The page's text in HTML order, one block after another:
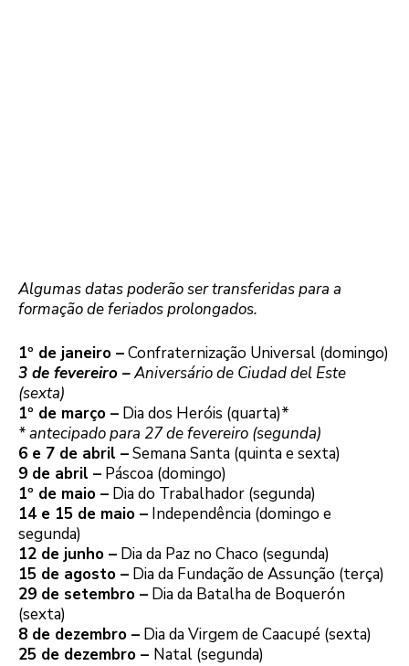
Algumas datas poderão ser transferidas para a
formação de feriados prolongados.
1º de janeiro –Confraternização Universal (domingo)
3 de fevereiro –Aniversário de Ciudad del Este
(sexta)
1º de março – Dia dos Heróis (quarta)*
* antecipado para 27 de fevereiro (segunda)
6 e 7 de abril –Semana Santa (quinta e sexta)
9 de abril – Páscoa (domingo)
1º de maio – Dia do Trabalhador (segunda)
14 e 15 de maio – Independência (domingo e
segunda)
12 de junho – Dia da Paz no Chaco (segunda)
15 de agosto – Dia da Fundação de Assunção (terça)
29 de setembro – Dia da Batalha de Boquerón
(sexta)
8 de dezembro – Dia da Virgem de Caacupé (sexta)
25 de dezembro – Natal (segunda)